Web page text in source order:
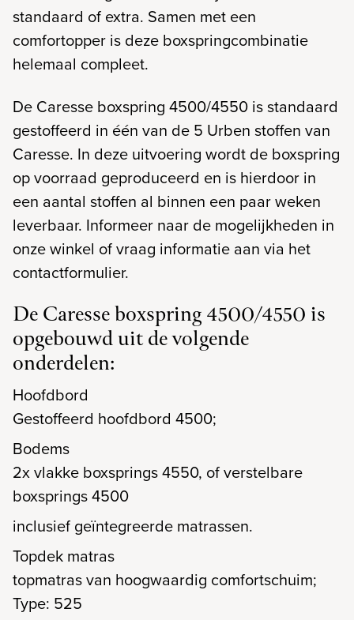
standaard of extra. Samen met een
comfortopper is deze boxspringcombinatie
helemaal compleet.
De Caresse boxspring 4500/4550 is standaard
gestoffeerd in één van de 5 Urben stoffen van
Caresse. In deze uitvoering wordt de boxspring
op voorraad geproduceerd en is hierdoor in
een aantal stoffen al binnen een paar weken
leverbaar. Informeer naar de mogelijkheden in
onze winkel of vraag informatie aan via het
contactformulier.
De Caresse boxspring 4500/4550 is
opgebouwd uit de volgende
onderdelen:
Hoofdbord
Gestoffeerd hoofdbord 4500;
Bodems
2x vlakke boxsprings 4550, of verstelbare
boxsprings 4500
inclusief geïntegreerde matrassen.
Topdek matras
topmatras van hoogwaardig comfortschuim;
Type: 525